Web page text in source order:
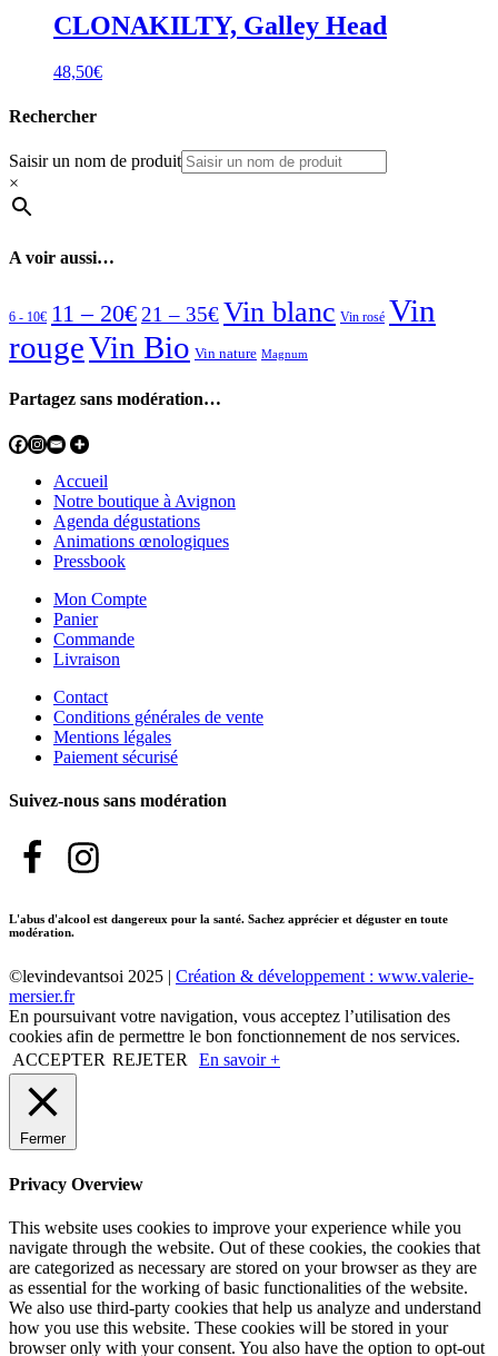
CLONAKILTY, Galley Head
48,50€
Rechercher
Saisir un nom de produit
×
A voir aussi…
6 - 10€ 11 – 20€ 21 – 35€Vin blanc Vin rosé Vin
rougeVin Bio Vin nature Magnum
Partagez sans modération…
Accueil
Notre boutique à Avignon
Agenda dégustations
Animations œnologiques
Pressbook
Mon Compte
Panier
Commande
Livraison
Contact
Conditions générales de vente
Mentions légales
Paiement sécurisé
Suivez-nous sans modération
L'abus d'alcool est dangereux pour la santé. Sachez apprécier et déguster en toute
modération.
©levindevantsoi 2025 | Création & développement : www.valerie-
mersier.fr
En poursuivant votre navigation, vous acceptez l’utilisation des
cookies afin de permettre le bon fonctionnement de nos services.
ACCEPTER REJETER En savoir +
Fermer
Privacy Overview
This website uses cookies to improve your experience while you
navigate through the website. Out of these cookies, the cookies that
are categorized as necessary are stored on your browser as they are
as essential for the working of basic functionalities of the website.
We also use third-party cookies that help us analyze and understand
how you use this website. These cookies will be stored in your
browser only with your consent. You also have the option to opt-out